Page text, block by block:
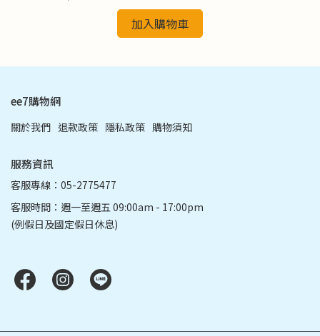
加入購物車
ee7購物網
關於我們 退款政策 隱私政策 購物須知
服務資訊
客服專線：05-2775477
客服時間：週一至週五 09:00am - 17:00pm
(例假日及國定假日休息)